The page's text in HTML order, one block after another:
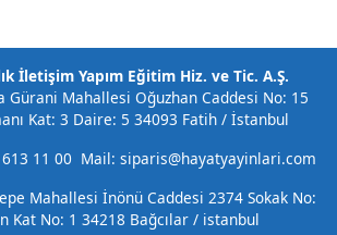
İletişim Yapım Eğitim Hiz. ve Tic. A.Ş.
Gürani Mahallesi Oğuzhan Caddesi No: 15
Kat: 3 Daire: 5 34093 Fatih / İstanbul
613 11 00 Mail: siparis@hayatyayinlari.com
Mahallesi İnönü Caddesi 2374 Sokak No:
Kat No: 1 34218 Bağcılar / istanbul